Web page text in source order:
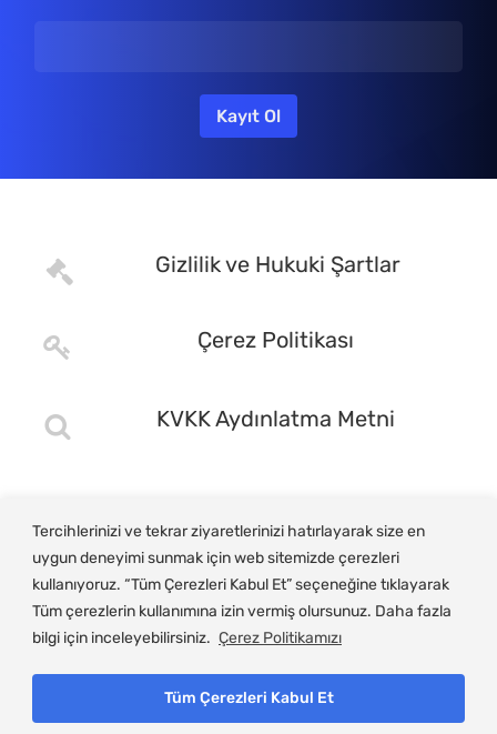
Tercihlerinizi ve tekrar ziyaretlerinizi hatırlayarak size en
uygun deneyimi sunmak için web sitemizde çerezleri
kullanıyoruz. “Tüm Çerezleri Kabul Et” seçeneğine tıklayarak
Tüm çerezlerin kullanımına izin vermiş olursunuz. Daha fazla
bilgi için inceleyebilirsiniz. Çerez Politikamızı
Tüm Çerezleri Kabul Et
Gizlilik ve Hukuki Şartlar
Çerez Politikası
KVKK Aydınlatma Metni